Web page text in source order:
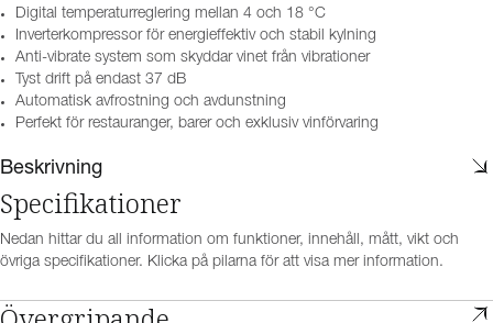
Digital temperaturreglering mellan 4 och 18 °C
Inverterkompressor för energieffektiv och stabil kylning
Anti-vibrate system som skyddar vinet från vibrationer
Tyst drift på endast 37 dB
Automatisk avfrostning och avdunstning
Perfekt för restauranger, barer och exklusiv vinförvaring
Beskrivning
Specifikationer
Nedan hittar du all information om funktioner, innehåll, mått, vikt och
övriga specifikationer. Klicka på pilarna för att visa mer information.